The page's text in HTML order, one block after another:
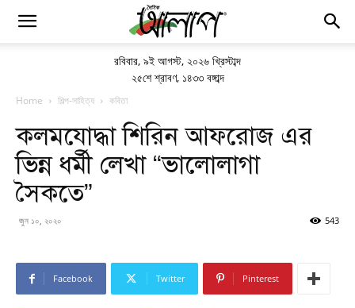
রবিবার, ৯ই আগস্ট, ২০২৬ খ্রিস্টাব্দ
২৫শে শ্রাবণ, ১৪৩৩ বঙ্গাব্দ
Home শিল্প-সাহিত্য কবিতা
কলমযোদ্ধা শিরিন আফরোজ এর
ভিন্ন ধর্মী লেখা “ভালোলাগা
সৈকতে”
জুন ১০, ২০২০ 543
Facebook Twitter Pinterest